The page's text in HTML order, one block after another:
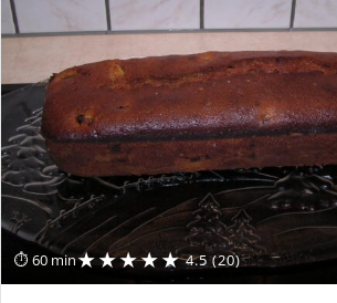
⏱ 60 min★★★★★ 4.5 (20)